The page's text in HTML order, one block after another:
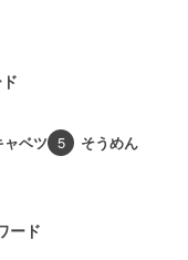
ャベツ 5 そうめん
ード